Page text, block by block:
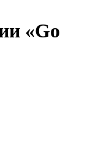
«Go